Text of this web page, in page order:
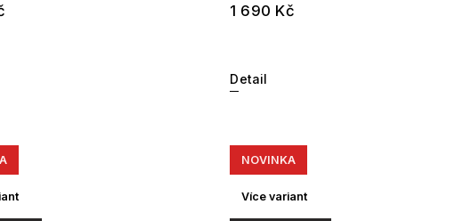
1 690 Kč
Detail
NOVINKA
Více variant